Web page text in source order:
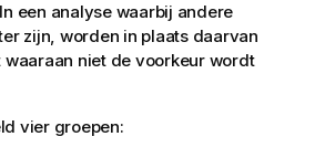
een analyse waarbij andere
zijn, worden in plaats daarvan
niet de voorkeur wordt
vier groepen: